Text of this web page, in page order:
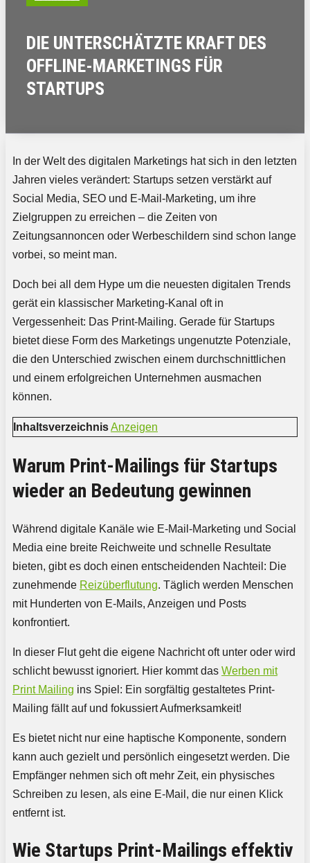
DIE UNTERSCHÄTZTE KRAFT DES
OFFLINE-MARKETINGS FÜR
STARTUPS
In der Welt des digitalen Marketings hat sich in den letzten
Jahren vieles verändert: Startups setzen verstärkt auf
Social Media, SEO und E-Mail-Marketing, um ihre
Zielgruppen zu erreichen – die Zeiten von
Zeitungsannoncen oder Werbeschildern sind schon lange
vorbei, so meint man.
Doch bei all dem Hype um die neuesten digitalen Trends
gerät ein klassischer Marketing-Kanal oft in
Vergessenheit: Das Print-Mailing. Gerade für Startups
bietet diese Form des Marketings ungenutzte Potenziale,
die den Unterschied zwischen einem durchschnittlichen
und einem erfolgreichen Unternehmen ausmachen
können.
InhaltsverzeichnisAnzeigen
Warum Print-Mailings für Startups
wieder an Bedeutung gewinnen
Während digitale Kanäle wie E-Mail-Marketing und Social
Media eine breite Reichweite und schnelle Resultate
bieten, gibt es doch einen entscheidenden Nachteil: Die
zunehmende Reizüberflutung. Täglich werden Menschen
mit Hunderten von E-Mails, Anzeigen und Posts
konfrontiert.
In dieser Flut geht die eigene Nachricht oft unter oder wird
schlicht bewusst ignoriert. Hier kommt das Werben mit
Print Mailing ins Spiel: Ein sorgfältig gestaltetes Print-
Mailing fällt auf und fokussiert Aufmerksamkeit!
Es bietet nicht nur eine haptische Komponente, sondern
kann auch gezielt und persönlich eingesetzt werden. Die
Empfänger nehmen sich oft mehr Zeit, ein physisches
Schreiben zu lesen, als eine E-Mail, die nur einen Klick
entfernt ist.
Wie Startups Print-Mailings effektiv